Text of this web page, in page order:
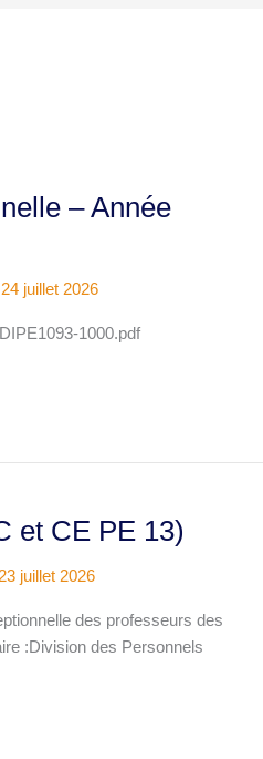
– Année
24 juillet 2026
1000.pdf
et CE PE 13)
23 juillet 2026
des professeurs des
:Division des Personnels